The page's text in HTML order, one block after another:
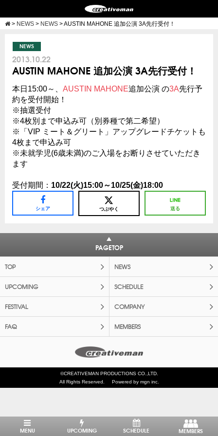
> NEWS > NEWS >AUSTIN MAHONE 追加公演 3A先行受付！
NEWS
2013.10.22
AUSTIN MAHONE 追加公演 3A先行受付！
本日15:00～、 AUSTIN MAHONE追加公演 の3A先行予
約を受付開始！
※抽選受付
※4枚別まで申込み可（別券種で第二希望）
※「VIP ミート＆グリート」アップグレードチケットも
4枚まで申込み可
※未就学児(6歳未満)のご入場をお断りさせていただき
ます
受付期間： 10/22(火)15:00～10/25(金)18:00
シェア つぶやく 送る
PAGETOP
TOP NEWS
UPCOMING SCHEDULE
FESTIVAL COMPANY
FAQ MEMBERS
©CREATIVEMAN PRODUCTIONS CO.,LTD.
All Rights Reserved.
Powered by mgn inc.
MENU UPCOMING SCHEDULE MEMBERS